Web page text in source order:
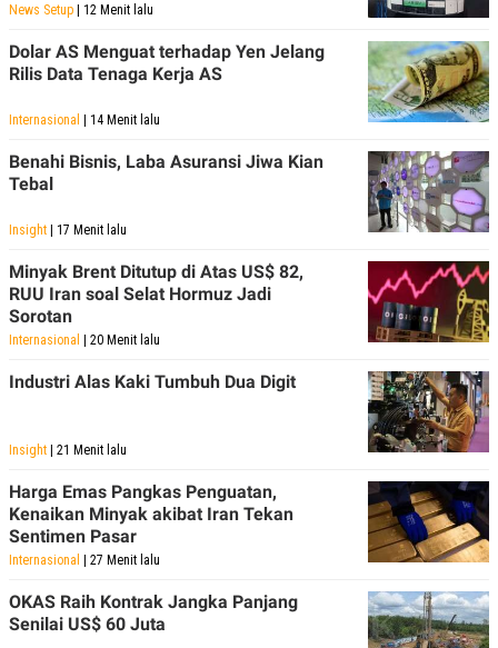
News Setup | 12 Menit lalu
Dolar AS Menguat terhadap Yen Jelang
Rilis Data Tenaga Kerja AS
Internasional | 14 Menit lalu
Benahi Bisnis, Laba Asuransi Jiwa Kian
Tebal
Insight | 17 Menit lalu
Minyak Brent Ditutup di Atas US$ 82,
RUU Iran soal Selat Hormuz Jadi
Sorotan
Internasional | 20 Menit lalu
Industri Alas Kaki Tumbuh Dua Digit
Insight | 21 Menit lalu
Harga Emas Pangkas Penguatan,
Kenaikan Minyak akibat Iran Tekan
Sentimen Pasar
Internasional | 27 Menit lalu
OKAS Raih Kontrak Jangka Panjang
Senilai US$ 60 Juta